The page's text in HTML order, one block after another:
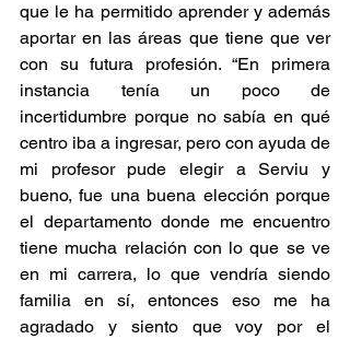
que le ha permitido aprender y además
aportar en las áreas que tiene que ver
con su futura profesión. “En primera
instancia tenía un poco de
incertidumbre porque no sabía en qué
centro iba a ingresar, pero con ayuda de
mi profesor pude elegir a Serviu y
bueno, fue una buena elección porque
el departamento donde me encuentro
tiene mucha relación con lo que se ve
en mi carrera, lo que vendría siendo
familia en sí, entonces eso me ha
agradado y siento que voy por el